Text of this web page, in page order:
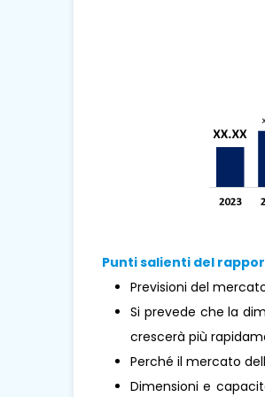
Punti salienti del
Previsioni del
Si prevede che la
crescerà più
Perché il mercato
Dimensioni e